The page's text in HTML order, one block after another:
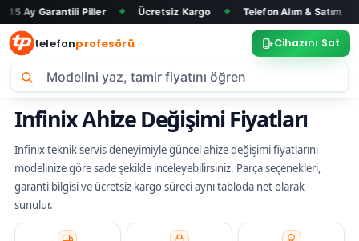
Piller ◆ Ücretsiz Kargo ◆ Telefon Alım & Satım ◆ Tüm
telefonprofesörü Cihazını Sat
Infinix Ahize Değişimi Fiyatları
Infinix teknik servis deneyimiyle güncel ahize değişimi fiyatlarını
modelinize göre sade şekilde inceleyebilirsiniz. Parça seçenekleri,
garanti bilgisi ve ücretsiz kargo süreci aynı tabloda net olarak
sunulur.